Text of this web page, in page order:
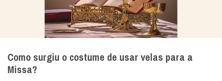
Como surgiu o costume de usar velas para a
Missa?